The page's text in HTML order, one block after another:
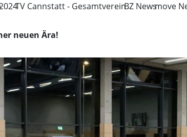
TV Cannstatt - GesamtvereinBZ Newsmove
neuen Ära!